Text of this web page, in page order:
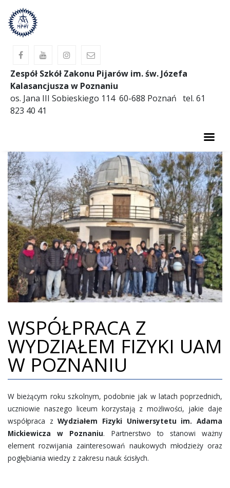
Zespół Szkół Zakonu Pijarów im. św. Józefa
Kalasancjusza w Poznaniu
os. Jana III Sobieskiego 114 60-688 Poznań tel. 61
823 40 41
AKTUALNOŚCI
O SZKOLE
PREWENCJA
OBIADY
BIBLIOTEKA
RADA RODZICÓW
PLAN LEKCJI
MY I NASZE SUKCESY
WSPÓŁPRACA
WSPIERAJ NAS
POZNAŃSKI BIEG JOŃCA
REKRUTACJA
KONTAKT
20 LECIE SZKOŁY
WSPÓŁPRACA Z
WYDZIAŁEM FIZYKI UAM
W POZNANIU
W bieżącym roku szkolnym, podobnie jak w latach poprzednich,
uczniowie naszego liceum korzystają z możliwości, jakie daje
współpraca zWydziałem Fizyki Uniwersytetu im. Adama
Mickiewicza w Poznaniu. Partnerstwo to stanowi ważny
element rozwijania zainteresowań naukowych młodzieży oraz
pogłębiania wiedzy z zakresu nauk ścisłych.